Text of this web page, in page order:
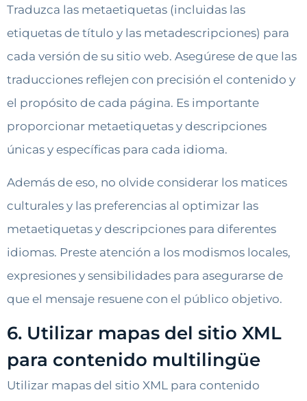
Traduzca las metaetiquetas (incluidas las
etiquetas de título y las metadescripciones) para
cada versión de su sitio web. Asegúrese de que las
traducciones reflejen con precisión el contenido y
el propósito de cada página. Es importante
proporcionar metaetiquetas y descripciones
únicas y específicas para cada idioma.
Además de eso, no olvide considerar los matices
culturales y las preferencias al optimizar las
metaetiquetas y descripciones para diferentes
idiomas. Preste atención a los modismos locales,
expresiones y sensibilidades para asegurarse de
que el mensaje resuene con el público objetivo.
6. Utilizar mapas del sitio XML
para contenido multilingüe
Utilizar mapas del sitio XML para contenido